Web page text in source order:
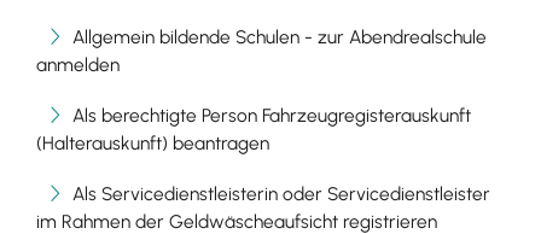
Allgemein bildende Schulen - zur Abendrealschule
anmelden
Als berechtigte Person Fahrzeugregisterauskunft
(Halterauskunft) beantragen
Als Servicedienstleisterin oder Servicedienstleister
im Rahmen der Geldwäscheaufsicht registrieren